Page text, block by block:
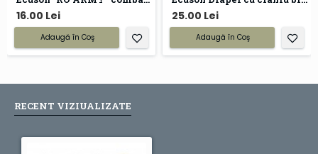
16.00 Lei
Adaugă în Coş
25.00 Lei
Adaugă în Coş
RECENT VIZIUALIZATE